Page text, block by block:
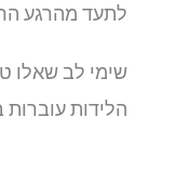
לתעד מהרגע
שימי לב שאלו
הלידות עוברות